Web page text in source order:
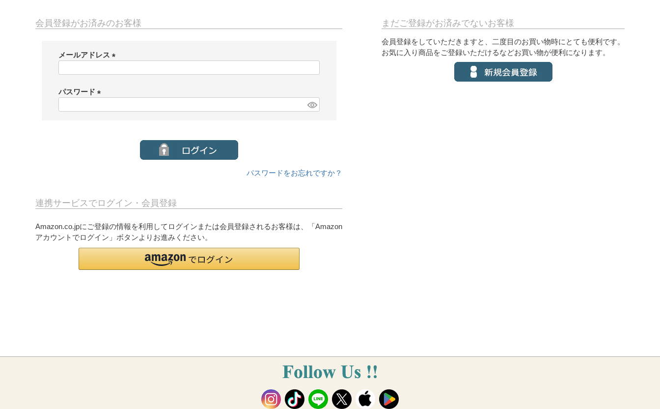
会員登録がお済みのお客様
メールアドレス
パスワード
パスワードをお忘れですか？
連携サービスでログイン・会員登録
Amazon.co.jpにご登録の情報を利用してログインまたは会員登録されるお客様は、「Amazon
アカウントでログイン」ボタンよりお進みください。
まだご登録がお済みでないお客様
会員登録をしていただきますと、二度目のお買い物時にとても便利です。
お気に入り商品をご登録いただけるなどお買い物が便利になります。